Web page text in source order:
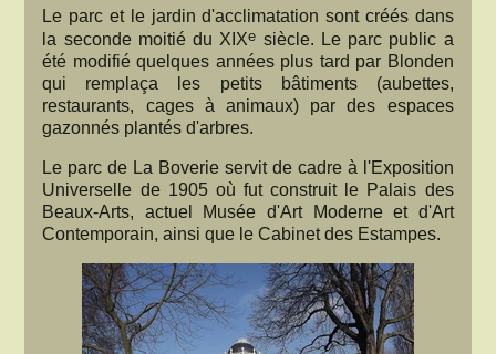
Le parc et le jardin d'acclimatation sont créés dans
la seconde moitié du XIXe siècle. Le parc public a
été modifié quelques années plus tard par Blonden
qui remplaça les petits bâtiments (aubettes,
restaurants, cages à animaux) par des espaces
gazonnés plantés d'arbres.
Le parc de La Boverie servit de cadre à l'Exposition
Universelle de 1905 où fut construit le Palais des
Beaux-Arts, actuel Musée d'Art Moderne et d'Art
Contemporain, ainsi que le Cabinet des Estampes.